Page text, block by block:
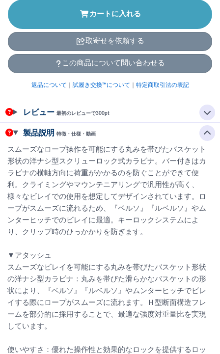
カートに入れる
取寄せを依頼する
この商品について問い合わせる
返品について 試履き交換™について 特定商取引法の表記
レビュー 最初のレビューで300pt
製品説明 特徴・仕様・動画
スムーズなロープ操作を可能にする丸みを帯びたバスケット
形状の洋ナシ型スクリューロック式カラビナ。バー付きはカ
ラビナの横軸方向に荷重がかかるのを防ぐことができて便
利。クライミングやマウンテニアリングで汎用性が高く、
様々なビレイでの使用を想定してデザインされています。ロ
ープがスムーズに流れるため、『ベルソ』『ルベルソ』やム
ンターヒッチでのビレイに最適。キーロックシステムによ
り、クリップ時のひっかかりを防ぎます。
▼アタッシュ
スムーズなビレイを可能にする丸みを帯びたバスケット形状
の洋ナシ型カラビナ：丸みを帯びた滑らかなバスケットの形
状により、『ベルソ』『ルベルソ』やムンターヒッチでビレ
イする際にロープがスムーズに流れます。Ｈ型断面構造フレ
ームを部分的に採用することで、最適な強度対重量比を実現
しています。
使いやすさ：優れた操作性と効果的なロックを提供するロッ